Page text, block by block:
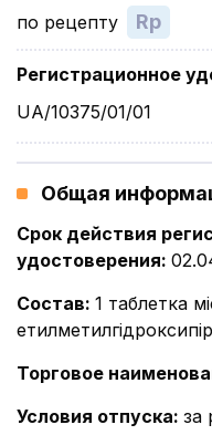
по рецепту
Rp
Регистрационное
UA/10375/01/01
Общая
Срок действия
удостоверения:
Состав: 1 таблетка
Торговое
Условия отпуска: за